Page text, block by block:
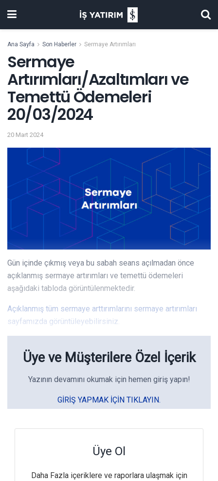
Ana Sayfa Son Haberler Sermaye Artırımları
Sermaye
Artırımları/Azaltımları ve
Temettü Ödemeleri
20/03/2024
20 Mart 2024
Gün içinde çıkmış veya bu sabah seans açılmadan önce
açıklanmış sermaye artırımları ve temettü ödemeleri
aşağıdaki tabloda görüntülenmektedir.
Açıklanmış tüm sermaye arttırımlarını sermaye artırımları
sayfamızda görüntüleyebilirsiniz.
Üye ve Müşterilere Özel İçerik
Yazının devamını okumak için hemen giriş yapın!
GIRIŞ YAPMAK IÇIN TIKLAYIN.
Üye Ol
Daha Fazla içeriklere ve raporlara ulaşmak için